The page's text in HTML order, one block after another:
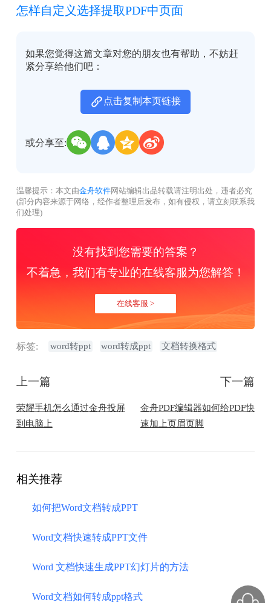
怎样自定义选择提取PDF中页面
如果您觉得这篇文章对您的朋友也有帮助，不妨赶
紧分享给他们吧：
点击复制本页链接
或分享至:
温馨提示：本文由金舟软件网站编辑出品转载请注明出处，违者必究
(部分内容来源于网络，经作者整理后发布，如有侵权，请立刻联系我
们处理)
没有找到您需要的答案？
不着急，我们有专业的在线客服为您解答！
在线客服 >
标签: word转ppt word转成ppt 文档转换格式
上一篇
荣耀手机怎么通过金舟投屏
到电脑上
下一篇
金舟PDF编辑器如何给PDF快
速加上页眉页脚
相关推荐
如何把Word文档转成PPT
Word文档快速转成PPT文件
Word 文档快速生成PPT幻灯片的方法
Word文档如何转成ppt格式